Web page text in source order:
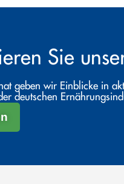
Sie
geben wir Einblicke in
deutschen